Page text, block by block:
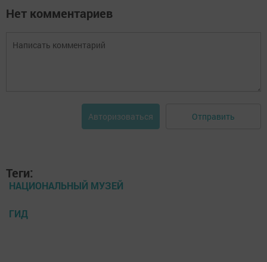
Нет комментариев
Авторизоваться Отправить
Теги:
НАЦИОНАЛЬНЫЙ МУЗЕЙ
ГИД